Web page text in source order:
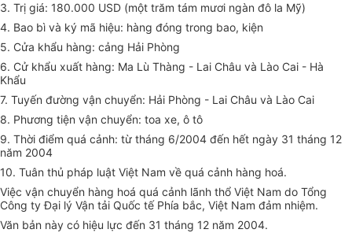
3. Trị giá: 180.000 USD (một trăm tám mươi ngàn đô la Mỹ)
4. Bao bì và ký mã hiệu: hàng đóng trong bao, kiện
5. Cửa khẩu hàng: cảng Hải Phòng
6. Cử khẩu xuất hàng: Ma Lù Thàng - Lai Châu và Lào Cai - Hà
Khẩu
7. Tuyến đường vận chuyển: Hải Phòng - Lai Châu và Lào Cai
8. Phương tiện vận chuyển: toa xe, ô tô
9. Thời điểm quá cảnh: từ tháng 6/2004 đến hết ngày 31 tháng 12
năm 2004
10. Tuân thủ pháp luật Việt Nam về quá cảnh hàng hoá.
Việc vận chuyển hàng hoá quá cảnh lãnh thổ Việt Nam do Tổng
Công ty Đại lý Vận tải Quốc tế Phía bắc, Việt Nam đảm nhiệm.
Văn bản này có hiệu lực đến 31 tháng 12 năm 2004.